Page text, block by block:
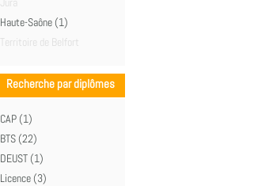
Haute-Saône (1)
Territoire de Belfort
Recherche par diplômes
CAP (1)
BTS (22)
DEUST (1)
Licence (3)